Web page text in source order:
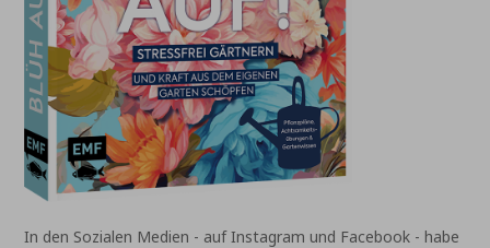
In den Sozialen Medien - auf Instagram und Facebook - habe